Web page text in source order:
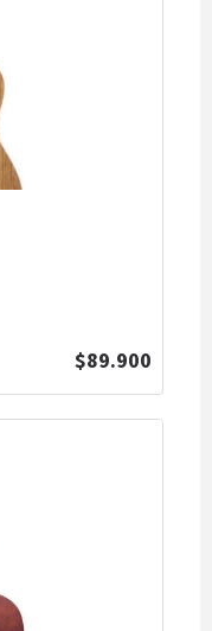
$89.900